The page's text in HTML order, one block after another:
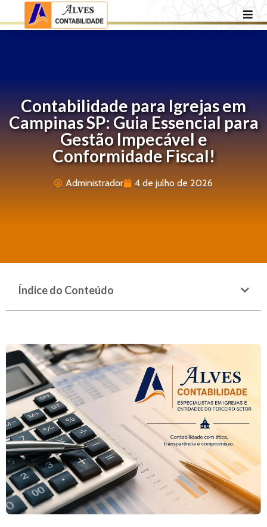
Contabilidade para Igrejas em
Campinas SP: Guia Essencial para
Gestão Impecável e
Conformidade Fiscal!
Administrador 4 de julho de 2026
Índice do Conteúdo